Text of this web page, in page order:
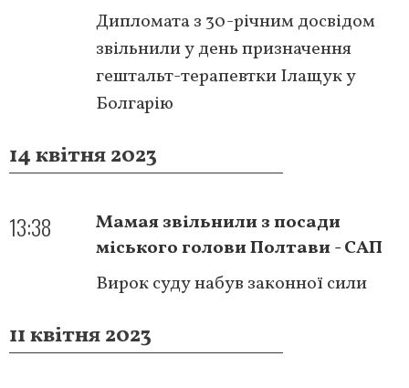
Дипломата з 30-річним досвідом
звільнили у день призначення
гештальт-терапевтки Ілащук у
Болгарію
14 квітня 2023
13:38
Мамая звільнили з посади
міського голови Полтави - САП
Вирок суду набув законної сили
11 квітня 2023